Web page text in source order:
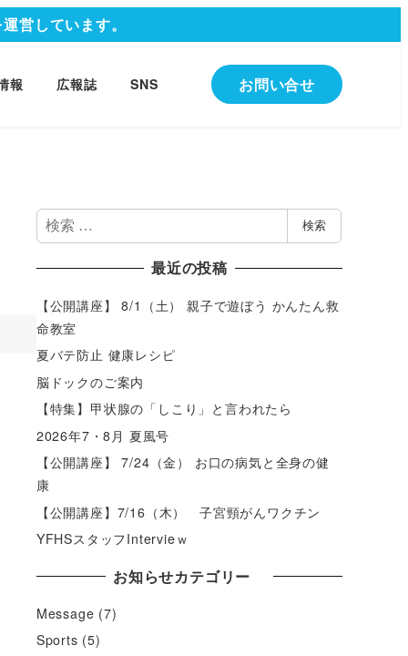
営しています。
報 広報誌 SNS お問い合せ
検
索
検索
最近の投稿
【公開講座】 8/1（土） 親子で遊ぼう かんたん救
命教室
夏バテ防止 健康レシピ
脳ドックのご案内
【特集】甲状腺の「しこり」と言われたら
2026年7・8月 夏風号
【公開講座】 7/24（金） お口の病気と全身の健
康
【公開講座】7/16（木） 子宮頸がんワクチン
YFHSスタッフIntervieｗ
お知らせカテゴリー
Message (7)
Sports (5)